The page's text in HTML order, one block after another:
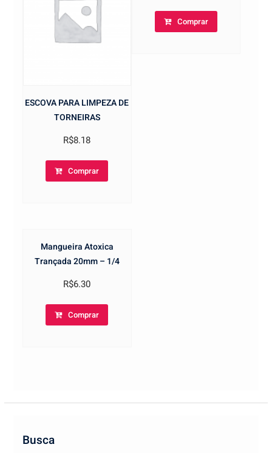
ESCOVA PARA LIMPEZA DE
TORNEIRAS
R$8.18
Comprar
Comprar
Mangueira Atoxica
Trançada 20mm – 1/4
R$6.30
Comprar
Busca